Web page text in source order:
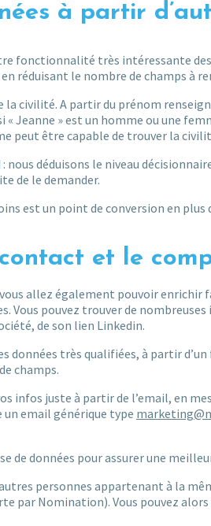
à partir
fonctionnalité très intéressante
réduisant le nombre de champs à
la civilité. A partir du prénom
Jeanne » est un homme ou une
peut être capable de trouver la
nous déduisons le niveau
de le demander.
est un point de conversion en
et le
allez également pouvoir
Vous pouvez trouver de
de son lien Linkedin.
données très qualifiées, à partir
champs.
infos juste à partir de l’email, en
email générique type
de données pour assurer une
personnes appartenant à la
par Nomination). Vous pouvez